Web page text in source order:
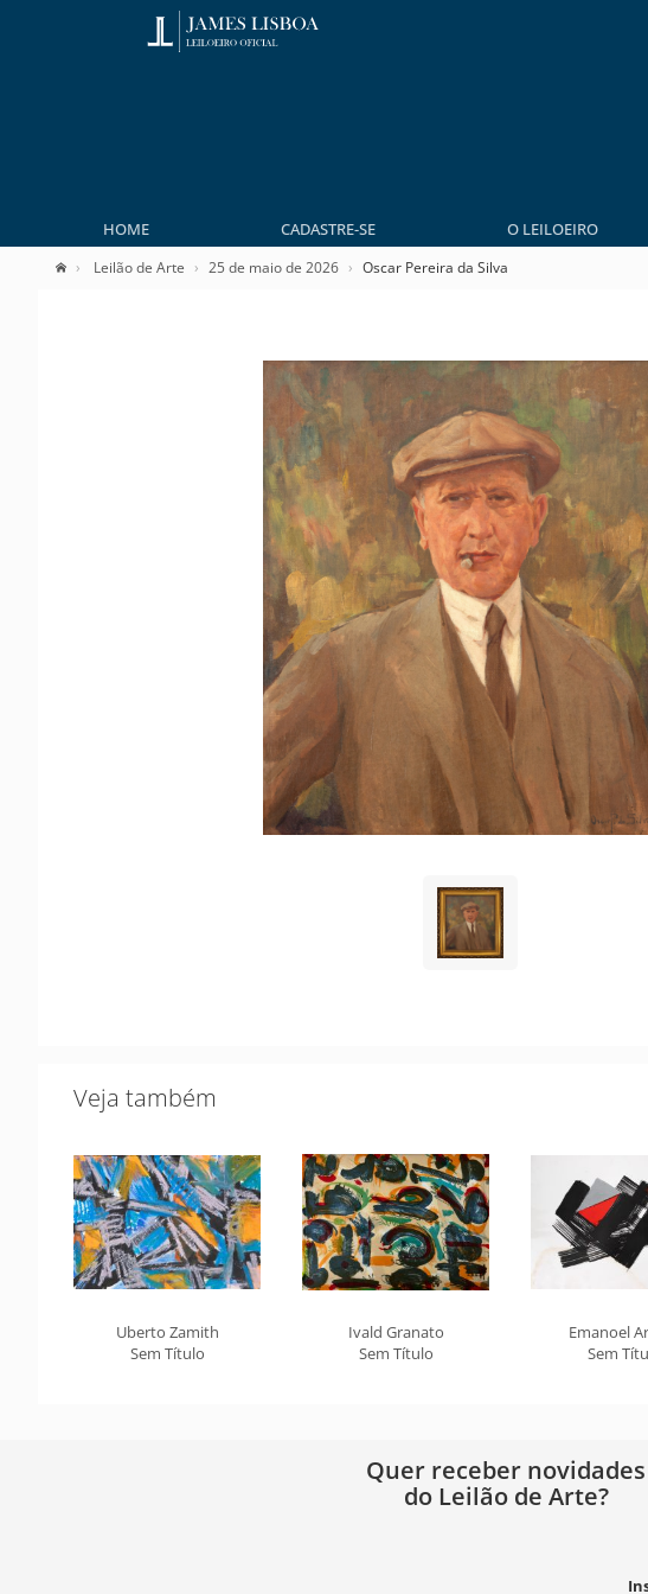
HOME CADASTRE-SE O LEILOEIRO
Leilão de Arte 25 de maio de 2026 Oscar Pereira da Silva
Veja também
Uberto Zamith
Sem Título
Ivald Granato
Sem Título
Emanoel
Sem
Quer receber novidades
do Leilão de Arte?